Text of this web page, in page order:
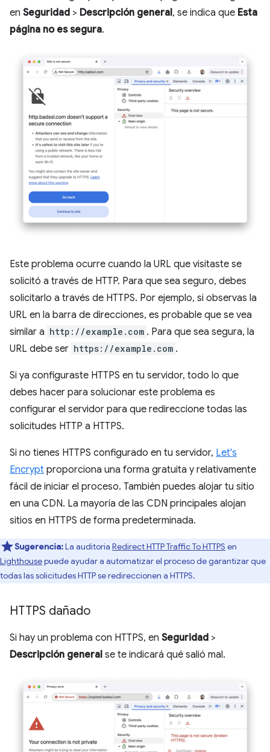
en Seguridad > Descripción general, se indica que Esta
página no es segura.
Este problema ocurre cuando la URL que visitaste se
solicitó a través de HTTP. Para que sea seguro, debes
solicitarlo a través de HTTPS. Por ejemplo, si observas la
URL en la barra de direcciones, es probable que se vea
similar a http://example.com . Para que sea segura, la
URL debe ser https://example.com .
Si ya configuraste HTTPS en tu servidor, todo lo que
debes hacer para solucionar este problema es
configurar el servidor para que redireccione todas las
solicitudes HTTP a HTTPS.
Si no tienes HTTPS configurado en tu servidor, Let's
Encrypt proporciona una forma gratuita y relativamente
fácil de iniciar el proceso. También puedes alojar tu sitio
en una CDN. La mayoría de las CDN principales alojan
sitios en HTTPS de forma predeterminada.
Sugerencia:La auditoría Redirect HTTP Traffic To HTTPS en
Lighthousepuede ayudar a automatizar el proceso de garantizar que
todas las solicitudes HTTP se redireccionen a HTTPS.
HTTPS dañado
Si hay un problema con HTTPS, en Seguridad >
Descripción general se te indicará qué salió mal.